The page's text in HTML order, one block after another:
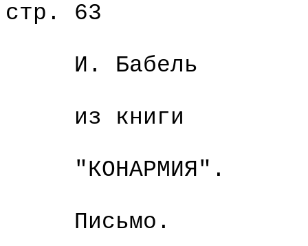
стр. 63
И. Бабель
из книги
"КОНАРМИЯ".
Письмо.